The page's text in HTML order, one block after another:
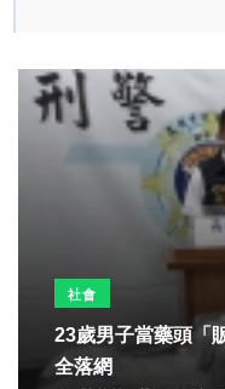
社會
23歲男子當藥頭「
全落網